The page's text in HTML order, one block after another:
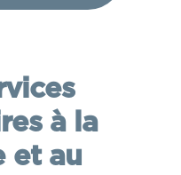
à la
et au